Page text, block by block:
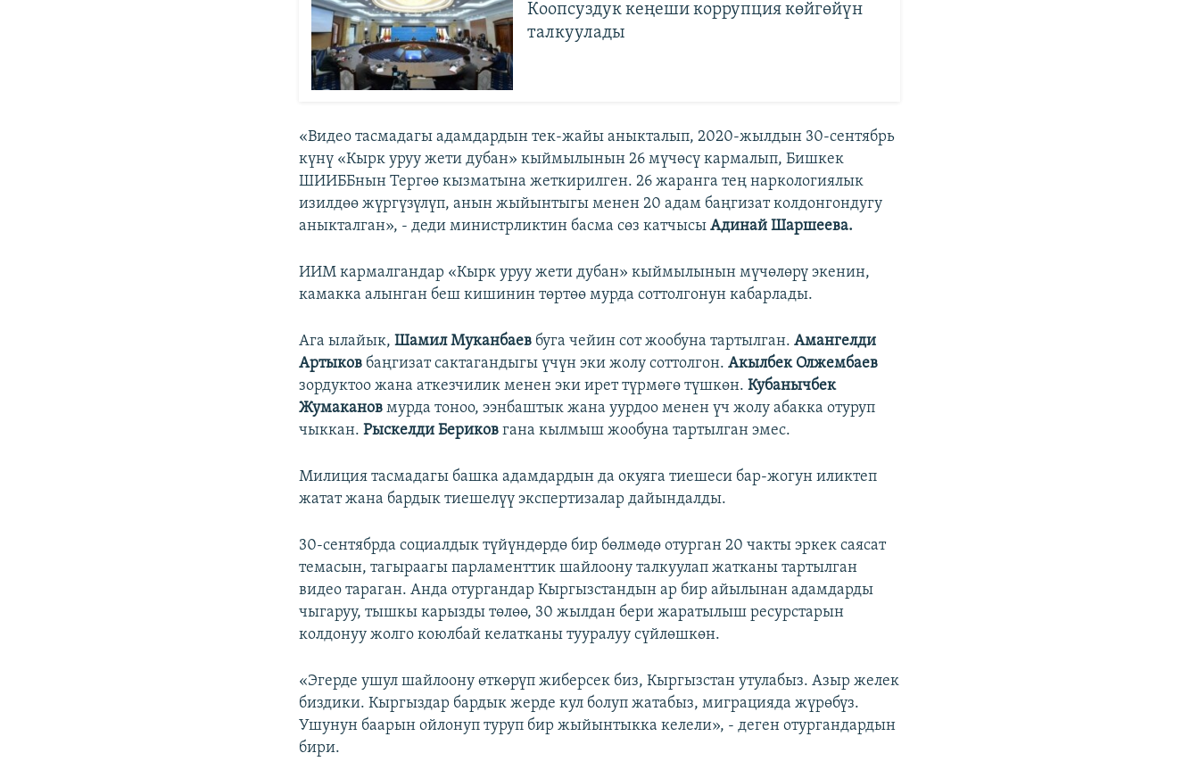
Коопсуздук кеңеши коррупция көйгөйүн
талкуулады
«Видео тасмадагы адамдардын тек-жайы аныкталып, 2020-жылдын 30-сентябрь
күнү «Кырк уруу жети дубан» кыймылынын 26 мүчөсү кармалып, Бишкек
ШИИББнын Тергөө кызматына жеткирилген. 26 жаранга тең наркологиялык
изилдөө жүргүзүлүп, анын жыйынтыгы менен 20 адам баңгизат колдонгондугу
аныкталган», - деди министрликтин басма сөз катчысыАдинай Шаршеева.
ИИМ кармалгандар «Кырк уруу жети дубан» кыймылынын мүчөлөрү экенин,
камакка алынган беш кишинин төртөө мурда соттолгонун кабарлады.
Ага ылайык,Шамил Муканбаев буга чейин сот жообуна тартылган.Амангелди
Артыков баңгизат сактагандыгы үчүн эки жолу соттолгон.Акылбек Олжембаев
зордуктоо жана аткезчилик менен эки ирет түрмөгө түшкөн.Кубанычбек
Жумаканов мурда тоноо, ээнбаштык жана уурдоо менен үч жолу абакка отуруп
чыккан.Рыскелди Бериков гана кылмыш жообуна тартылган эмес.
Милиция тасмадагы башка адамдардын да окуяга тиешеси бар-жогун иликтеп
жатат жана бардык тиешелүү экспертизалар дайындалды.
30-сентябрда социалдык түйүндөрдө бир бөлмөдө отурган 20 чакты эркек саясат
темасын, тагыраагы парламенттик шайлоону талкуулап жатканы тартылган
видео тараган. Анда отургандар Кыргызстандын ар бир айылынан адамдарды
чыгаруу, тышкы карызды төлөө, 30 жылдан бери жаратылыш ресурстарын
колдонуу жолго коюлбай келатканы тууралуу сүйлөшкөн.
«Эгерде ушул шайлоону өткөрүп жиберсек биз, Кыргызстан утулабыз. Азыр желек
биздики. Кыргыздар бардык жерде кул болуп жатабыз, миграцияда жүрөбүз.
Ушунун баарын ойлонуп туруп бир жыйынтыкка келели», - деген отургандардын
бири.